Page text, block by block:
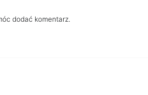
dodać komentarz.